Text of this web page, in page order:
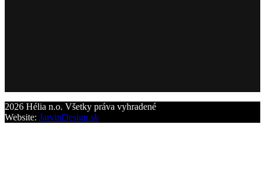
2026 Hélia n.o. Všetky práva vyhradené
Website: JarvinDesign.sk